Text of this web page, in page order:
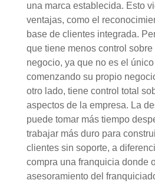
una marca establecida. Esto
ventajas, como el
base de clientes integrada.
que tiene menos control sobre
negocio, ya que no es el
comenzando su propio
otro lado, tiene control total
aspectos de la empresa. La
puede tomar más tiempo
trabajar más duro para
clientes sin soporte, a
compra una franquicia donde
asesoramiento del